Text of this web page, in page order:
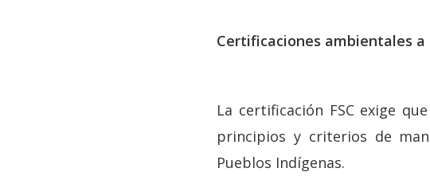
Certificaciones ambientales
La certificación FSC exige
principios y criterios de
Pueblos Indígenas.